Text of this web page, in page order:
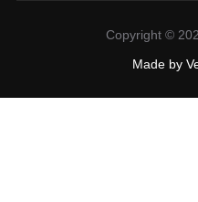
Copyright ©
Made by